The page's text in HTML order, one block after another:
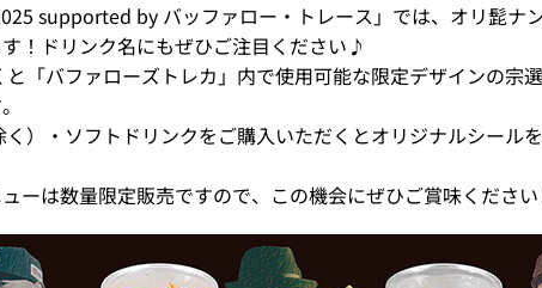
supported by バッファロー・トレース」では、オリ髭ナ
！ドリンク名にもぜひご注目ください♪
「バファローズトレカ」内で使用可能な限定デザインの宗
）・ソフトドリンクをご購入いただくとオリジナルシール
ーは数量限定販売ですので、この機会にぜひご賞味ください